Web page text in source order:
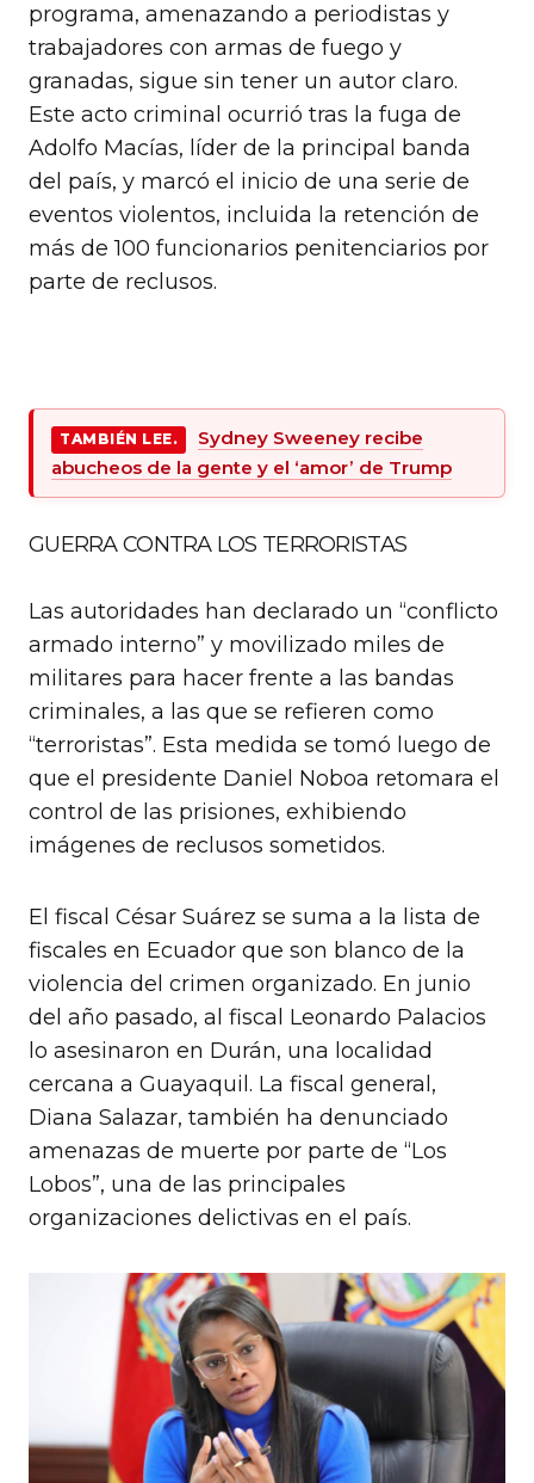
programa, amenazando a periodistas y
trabajadores con armas de fuego y
granadas, sigue sin tener un autor claro.
Este acto criminal ocurrió tras la fuga de
Adolfo Macías, líder de la principal banda
del país, y marcó el inicio de una serie de
eventos violentos, incluida la retención de
más de 100 funcionarios penitenciarios por
parte de reclusos.
TAMBIÉN LEE.
Sydney Sweeney recibe
abucheos de la gente y el ‘amor’ de Trump
GUERRA CONTRA LOS TERRORISTAS
Las autoridades han declarado un “conflicto
armado interno” y movilizado miles de
militares para hacer frente a las bandas
criminales, a las que se refieren como
“terroristas”. Esta medida se tomó luego de
que el presidente Daniel Noboa retomara el
control de las prisiones, exhibiendo
imágenes de reclusos sometidos.
El fiscal César Suárez se suma a la lista de
fiscales en Ecuador que son blanco de la
violencia del crimen organizado. En junio
del año pasado, al fiscal Leonardo Palacios
lo asesinaron en Durán, una localidad
cercana a Guayaquil. La fiscal general,
Diana Salazar, también ha denunciado
amenazas de muerte por parte de “Los
Lobos”, una de las principales
organizaciones delictivas en el país.